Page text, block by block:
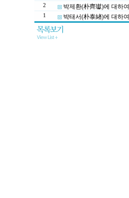
2 박제환(朴齊瓛)에 대하여
1 박태서(朴泰緖)에 대하여